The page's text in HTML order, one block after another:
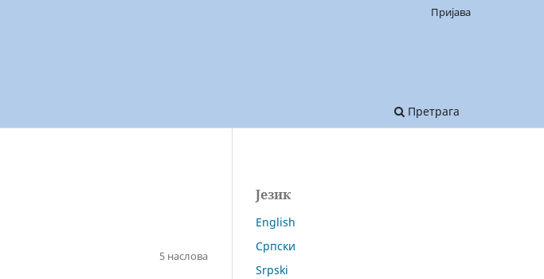
Претрага
Пријава
5 наслова
Језик
English
Српски
Srpski